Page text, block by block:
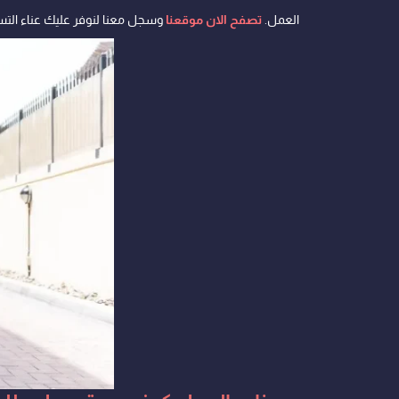
العمل. تصفح الان موقعنا وسجل معنا لنوفر عليك عناء